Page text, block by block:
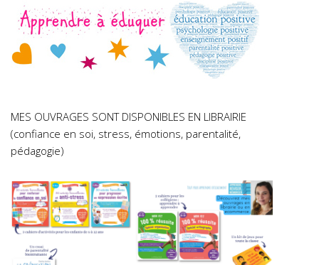
MES OUVRAGES SONT DISPONIBLES EN LIBRAIRIE
(confiance en soi, stress, émotions, parentalité,
pédagogie)